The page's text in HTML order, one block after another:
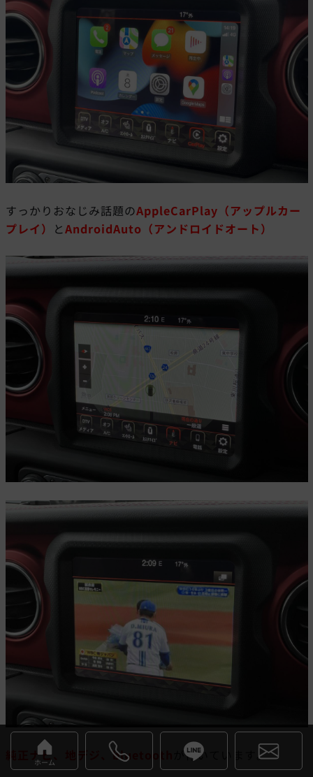
ホーム
すっかりおなじみ話題のAppleCarPlay（アップルカー
プレイ） とAndroidAuto（アンドロイドオート）
純正ナビ、地デジ、bluetooth が付いています。